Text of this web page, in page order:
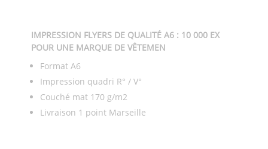
IMPRESSION FLYERS DE QUALITÉ A6 : 10 000 EX
POUR UNE MARQUE DE VÊTEMEN
Format A6
Impression quadri R° / V°
Couché mat 170 g/m2
Livraison 1 point Marseille